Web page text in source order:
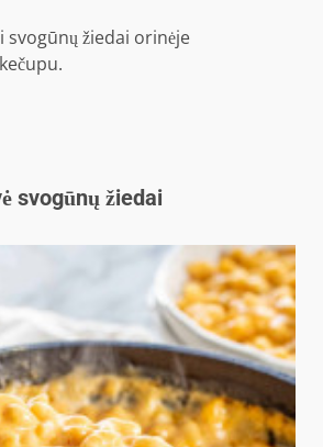
svogūnų žiedai